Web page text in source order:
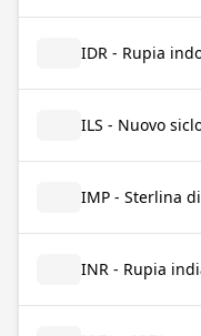
IDR - Rupia
ILS - Nuovo
IMP - Sterlina
INR - Rupia